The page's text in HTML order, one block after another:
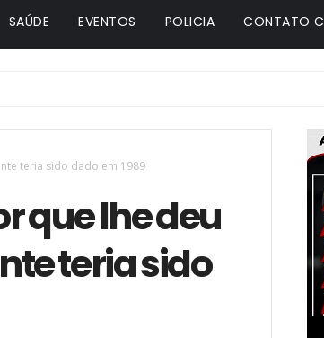
SAÚDE EVENTOS POLICIA CONTATO
teria sido dado em 1989
que lhe deu
teria sido